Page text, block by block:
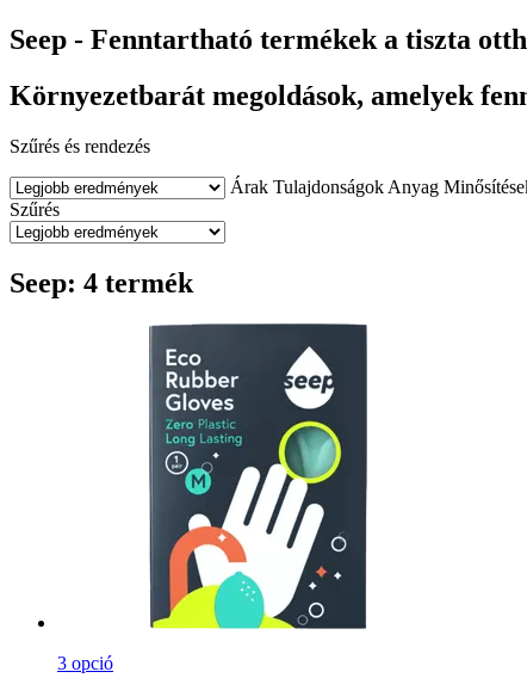
Seep - Fenntartható termékek a tiszta
Környezetbarát megoldások, amelyek
Szűrés és rendezés
Árak Tulajdonságok Anyag
Szűrés
Seep: 4 termék
3 opció